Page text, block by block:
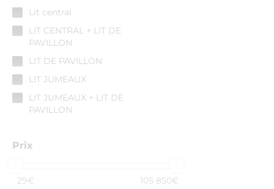
Lit central
LIT CENTRAL + LIT DE
PAVILLON
LIT DE PAVILLON
LIT JUMEAUX
LIT JUMEAUX + LIT DE
PAVILLON
LIT JUMEAUX SUR SOUTE +
LIT SUPERPOSE
Prix
29€ €
105 850